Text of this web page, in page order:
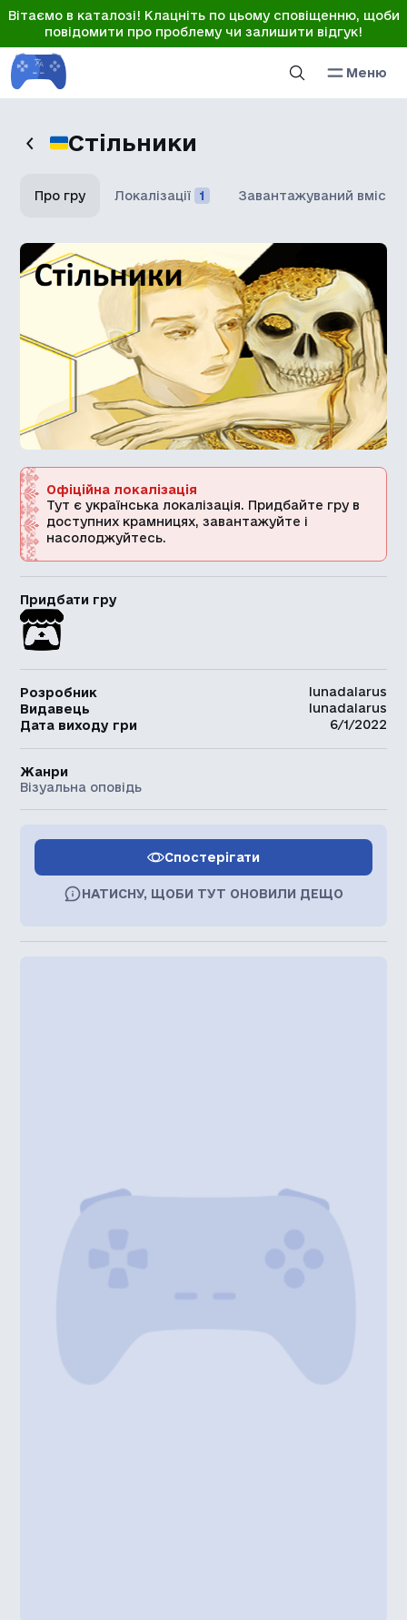
Вітаємо в каталозі! Клацніть по цьому сповіщенню, щоби
повідомити про проблему чи залишити відгук!
Меню
Стільники
Про гру Локалізації 1 Завантажуваний вміст
Офіційна локалізація
Тут є українська локалізація. Придбайте гру в
доступних крамницях, завантажуйте і
насолоджуйтесь.
Придбати гру
Розробник
lunadalarus
Видавець
lunadalarus
Дата виходу гри
6/1/2022
Жанри
Візуальна оповідь
Спостерігати
НАТИСНУ, ЩОБИ ТУТ ОНОВИЛИ ДЕЩО